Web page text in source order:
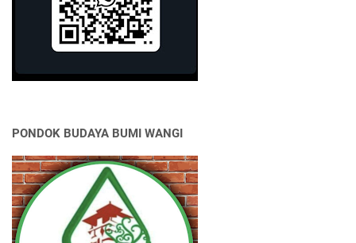
PONDOK BUDAYA BUMI WANGI